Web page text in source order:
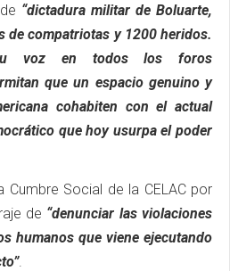
“dictadura militar de Boluarte,
de compatriotas y 1200 heridos.
voz en todos los foros
que un espacio genuino y
cohabiten con el actual
que hoy usurpa el poder
Cumbre Social de la CELAC por
de “denunciar las violaciones
humanos que viene ejecutando
.